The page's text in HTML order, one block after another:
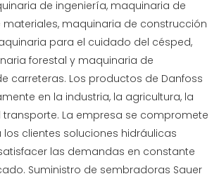
de ingeniería, maquinaria de
maquinaria de construcción
para el cuidado del césped,
forestal y maquinaria de
carreteras. Los productos de Danfoss
en la industria, la agricultura, la
transporte. La empresa se compromete
clientes soluciones hidráulicas
las demandas en constante
Suministro de sembradoras Sauer